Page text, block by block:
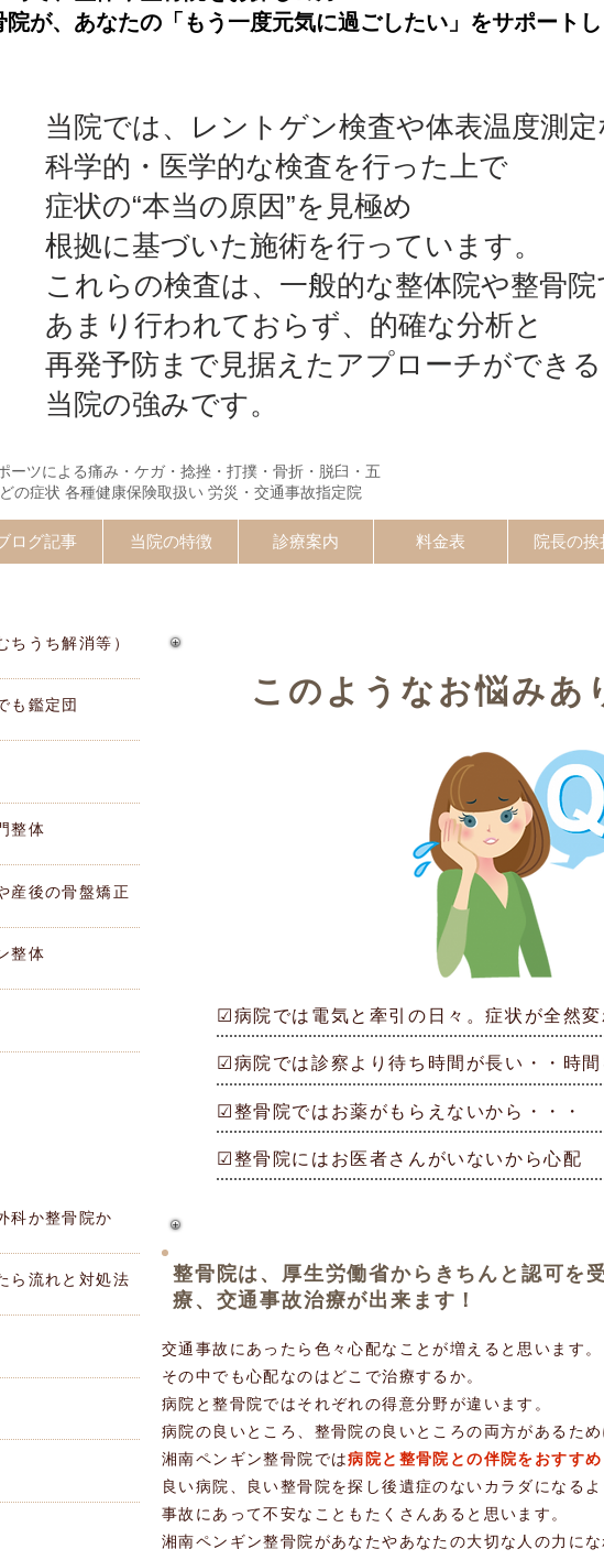
が、あなたの「もう一度元気に過ごしたい」をサポートし
当院では、レントゲン検査や体表温度測
科学的・医学的な検査を行った上で
症状の“本当の原因”を見極め
根拠に基づいた施術を行っています。
これらの検査は、一般的な整体院や整骨院
あまり行われておらず、的確な分析と
再発予防まで見据えたアプローチができ
当院の強みです。
ーツによる痛み・ケガ・捻挫・打撲・骨折・脱臼・五
の症状 各種健康保険取扱い 労災・交通事故指定院
ログ記事 当院の特徴 診療案内 料金表 院長の挨
このようなお悩みあ
☑病院では電気と牽引の日々。症状が全然変
☑病院では診察より待ち時間が長い・・時間
☑整骨院ではお薬がもらえないから・・・
☑整骨院にはお医者さんがいないから心配
整骨院は、厚生労働省からきちんと認可を
療、交通事故治療が出来ます！
交通事故にあったら色々心配なことが増えると思います。
その中でも心配なのはどこで治療するか。
病院と整骨院ではそれぞれの得意分野が違います。
病院の良いところ、整骨院の良いところの両方があるため
湘南ペンギン整骨院では病院と整骨院との伴院をおすすめ
良い病院、良い整骨院を探し後遺症のないカラダになる
事故にあって不安なこともたくさんあると思います。
湘南ペンギン整骨院があなたやあなたの大切な人の力にな
ちうち解消等）
も鑑定団
整体
産後の骨盤矯正
整体
か整骨院か
ら流れと対処法